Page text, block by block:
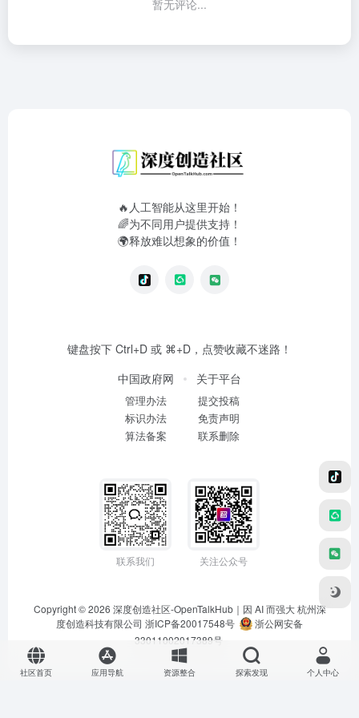
暂无评论...
🔥人工智能从这里开始！
🌈为不同用户提供支持！
🌍释放难以想象的价值！
键盘按下 Ctrl+D 或 ⌘+D，点赞收藏不迷路！
中国政府网
管理办法
标识办法
算法备案
关于平台
提交投稿
免责声明
联系删除
联系我们 关注公众号
Copyright © 2026 深度创造社区-OpenTalkHub｜因 AI 而强大 杭州深
度创造科技有限公司 浙ICP备20017548号
浙公网安备
33011002017389号
社区首页 应用导航 资源整合 探索发现 个人中心